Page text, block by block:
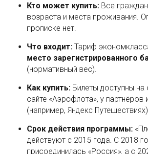
Кто может купить: Все
возраста и места проживания.
прописке нет.
Что входит: Тариф
место зарегистрированного
(нормативный вес).
Как купить: Билеты доступны
сайте «Аэрофлота», у партнёров
(например, Яндекс Путешествиях).
Срок действия программы:
действуют с 2015 года. С 2018
присоединилась «Россия», а с